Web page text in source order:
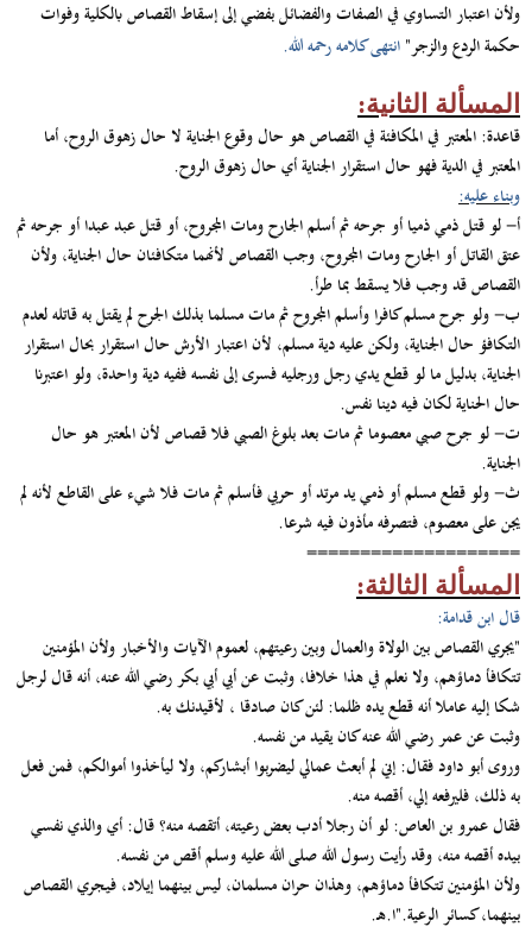
ولأن اعتبار التساوي في الصفات والفضائل بفضي إلى إسقاط القصاص بالكلية وفوات
حكمة الردع والزجر"انتهى كلامه رحمه الله.
المسألة الثانية:
قاعدة: المعتبر في المكافئة في القصاص هو حال وقوع الجناية لا حال زهوق الروح، أما
المعتبر في الدية فهو حال استقرار الجناية أي حال زهوق الروح.
وبناء عليه:
أ‌-لو قتل ذمي ذميا أو جرحه ثم أسلم الجارح ومات المجروح، أو قتل عبد عبدا أو جرحه ثم
عتق القاتل أو الجارح ومات المجروح، وجب القصاص لأنهما متكافئان حال الجناية، ولأن
القصاص قد وجب فلا يسقط بما طرأ.
ب‌-ولو جرح مسلم كافرا وأسلم المجروح ثم مات مسلما بذلك الجرح لم يقتل به قاتله لعدم
التكافؤ حال الجناية، ولكن عليه دية مسلم، لأن اعتبار الأرش حال استقرار بحال استقرار
الجناية، بدليل ما لو قطع يدي رجل ورجليه فسرى إلى نفسه ففيه دية واحدة، ولو اعتبرنا
حال الحناية لكان فيه دينا نفس.
ت‌-لو جرح صبي معصوما ثم مات بعد بلوغ الصبي فلا قصاص لأن المعتبر هو حال
الجناية.
ث‌-ولو قطع مسلم أو ذمي يد مرتد أو حربي فأسلم ثم مات فلا شيء على القاطع لأنه لم
يجن على معصوم، فتصرفه مأذون فيه شرعا.
====================
المسألة الثالثة:
قال ابن قدامة:
"يجري القصاص بين الولاة والعمال وبين رعيتهم، لعموم الآيات والأخبار ولأن المؤمنين
تتكافأ دماؤهم، ولا نعلم في هذا خلافا، وثبت عن أبي أبي بكر رضي الله عنه، أنه قال لرجل
شكا إليه عاملا أنه قطع يده ظلما: لئن كان صادقا ، لأقيدنك به.
وثبت عن عمر رضي الله عنه كان يقيد من نفسه.
وروى أبو داود فقال: إني لم أبعث عمالي ليضربوا أبشاركم، ولا ليأخذوا أموالكم، فمن فعل
به ذلك، فليرفعه إلي، أقصه منه.
فقال عمرو بن العاص: لو أن رجلا أدب بعض رعيته، أتقصه منه؟ قال: أي والذي نفسي
بيده أقصه منه، وقد رأيت رسول الله صلى الله عليه وسلم أقص من نفسه.
ولأن المؤمنين تتكافأ دماؤهم، وهذان حران مسلمان، ليس بينهما إيلاد، فيجري القصاص
بينهما، كسائر الرعية."ا.هـ.